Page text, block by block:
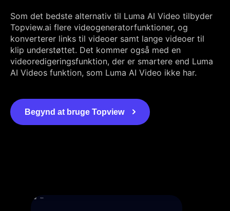
Som det bedste alternativ til Luma AI Video tilbyder
Topview.ai flere videogeneratorfunktioner, og
konverterer links til videoer samt lange videoer til
klip understøttet. Det kommer også med en
videoredigeringsfunktion, der er smartere end Luma
AI Videos funktion, som Luma AI Video ikke har.
Begynd at bruge Topview